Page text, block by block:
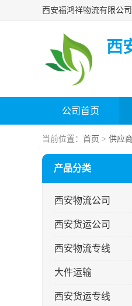
西
公司首页
当前位置： 首页 > 供应
产品分类
西安物流公司
西安货运公司
西安物流专线
大件运输
西安货运专线